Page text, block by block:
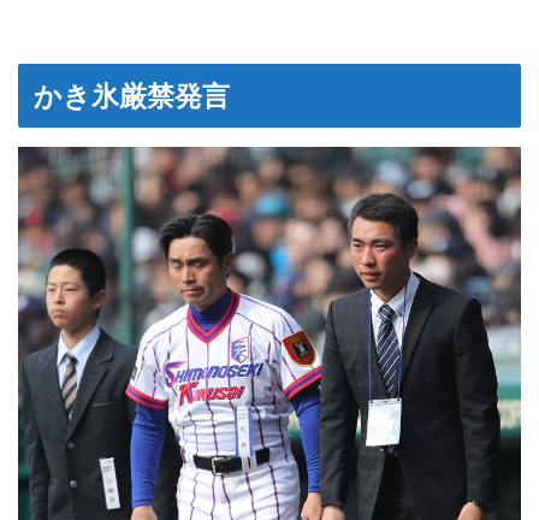
かき氷厳禁発言